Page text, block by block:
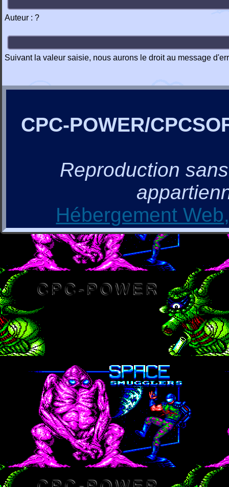
Auteur : ?
Suivant la valeur saisie, nous aurons le droit au message
CPC-POWER/
Reproduction
Hébergement